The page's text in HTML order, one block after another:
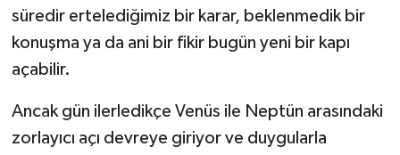
süredir ertelediğimiz bir karar, beklenmedik bir
konuşma ya da ani bir fikir bugün yeni bir kapı
açabilir.
Ancak gün ilerledikçe Venüs ile Neptün arasındaki
zorlayıcı açı devreye giriyor ve duygularla